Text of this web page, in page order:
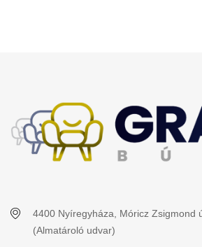
4400 Nyíregyháza, Móricz Zsigmond
(Almatároló udvar)